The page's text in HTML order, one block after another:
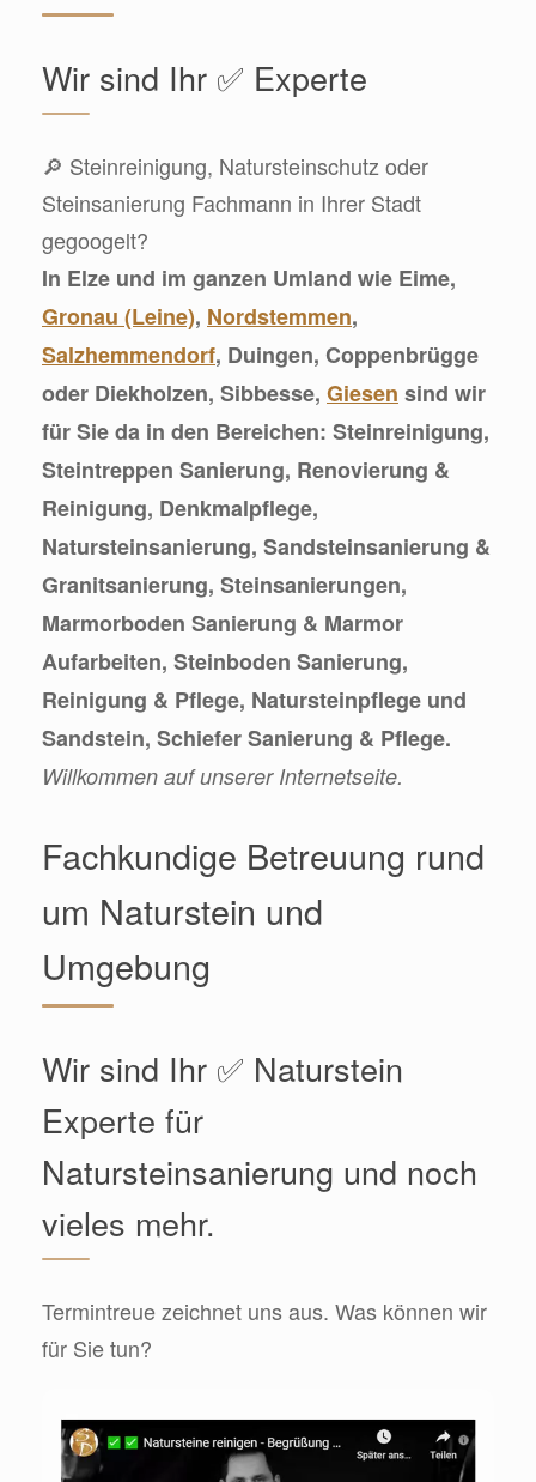
Wir sind Ihr ✅ Experte
🔎 Steinreinigung, Natursteinschutz oder
Steinsanierung Fachmann in Ihrer Stadt
gegoogelt?
In Elze und im ganzen Umland wie Eime,
Gronau (Leine), Nordstemmen,
Salzhemmendorf, Duingen, Coppenbrügge
oder Diekholzen, Sibbesse, Giesen sind wir
für Sie da in den Bereichen: Steinreinigung,
Steintreppen Sanierung, Renovierung &
Reinigung, Denkmalpflege,
Natursteinsanierung, Sandsteinsanierung &
Granitsanierung, Steinsanierungen,
Marmorboden Sanierung & Marmor
Aufarbeiten, Steinboden Sanierung,
Reinigung & Pflege, Natursteinpflege und
Sandstein, Schiefer Sanierung & Pflege.
Willkommen auf unserer Internetseite.
Fachkundige Betreuung rund
um Naturstein und
Umgebung
Wir sind Ihr ✅ Naturstein
Experte für
Natursteinsanierung und noch
vieles mehr.
Termintreue zeichnet uns aus. Was können wir
für Sie tun?